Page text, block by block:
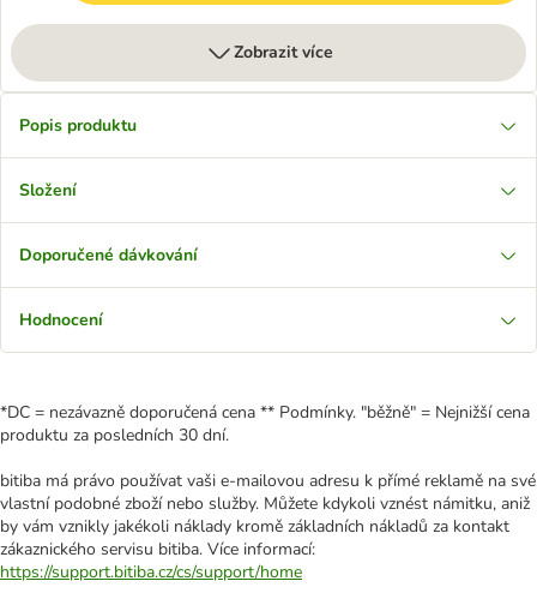
Zobrazit více
Popis produktu
Složení
Doporučené dávkování
Hodnocení
*DC = nezávazně doporučená cena ** Podmínky. "běžně" = Nejnižší cena
produktu za posledních 30 dní.
bitiba má právo používat vaši e-mailovou adresu k přímé reklamě na své
vlastní podobné zboží nebo služby. Můžete kdykoli vznést námitku, aniž
by vám vznikly jakékoli náklady kromě základních nákladů za kontakt
zákaznického servisu bitiba. Více informací:
https://support.bitiba.cz/cs/support/home